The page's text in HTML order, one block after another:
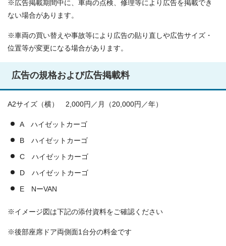
※広告掲載期間中に、車両の点検、修理等により広告を掲載でき
ない場合があります。
※車両の買い替えや事故等により広告の貼り直しや広告サイズ・
位置等が変更になる場合があります。
広告の規格および広告掲載料
A2サイズ（横） 2,000円／月（20,000円／年）
A ハイゼットカーゴ
B ハイゼットカーゴ
C ハイゼットカーゴ
D ハイゼットカーゴ
E NーVAN
※イメージ図は下記の添付資料をご確認ください
※後部座席ドア両側面1台分の料金です